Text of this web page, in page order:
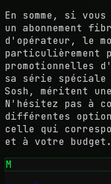
En somme, si
un abonnement
d'opérateur, le
particulièrement
promotionnelles
sa série
Sosh, méritent
N'hésitez pas à
différentes
celle qui
et à votre budget.
M